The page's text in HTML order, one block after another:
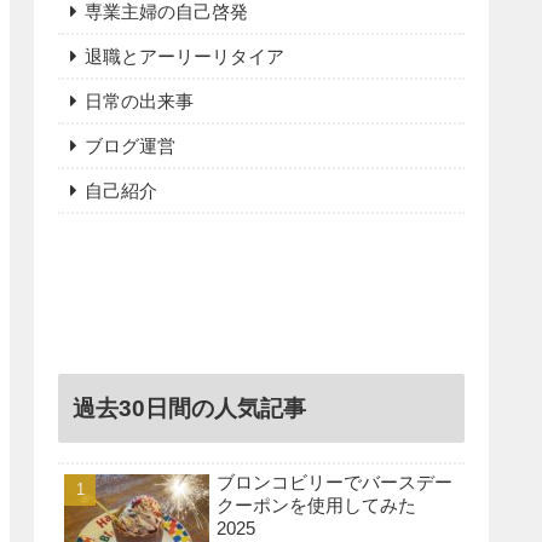
専業主婦の自己啓発
退職とアーリーリタイア
日常の出来事
ブログ運営
自己紹介
過去30日間の人気記事
ブロンコビリーでバースデー
クーポンを使用してみた
2025